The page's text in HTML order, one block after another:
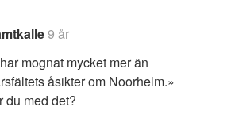
9 år
mognat mycket mer än
åsikter om Noorhelm.»
du med det?